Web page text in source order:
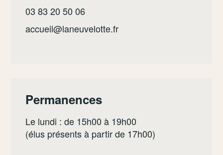
03 83 20 50 06
accueil@laneuvelotte.fr
Permanences
Le lundi : de 15h00 à 19h00
(élus présents à partir de 17h00)